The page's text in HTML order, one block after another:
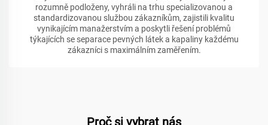
rozumně podloženy, vyhráli na trhu specializovanou a
standardizovanou službou zákazníkům, zajistili kvalitu
vynikajícím manažerstvím a poskytli řešení problémů
týkajících se separace pevných látek a kapaliny každému
zákazníci s maximálním zaměřením.
Proč si vybrat nás